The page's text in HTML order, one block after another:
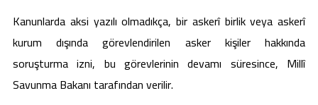
Kanunlarda aksi yazılı olmadıkça, bir askerî birlik veya askerî
kurum dışında görevlendirilen asker kişiler hakkında
soruşturma izni, bu görevlerinin devamı süresince, Millî
Savunma Bakanı tarafından verilir.